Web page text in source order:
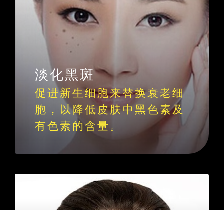
淡化黑斑
促进新生细胞来替换衰老细
胞，以降低皮肤中黑色素及
有色素的含量。